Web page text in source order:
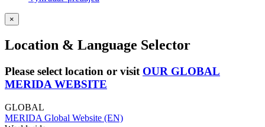
×
Location & Language Selector
Please select location or visit OUR GLOBAL
MERIDA WEBSITE
GLOBAL
MERIDA Global Website (EN)